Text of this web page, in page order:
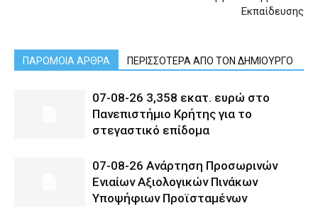
Εκπαίδευσης
ΠΑΡΟΜΟΙΑ ΑΡΘΡΑ ΠΕΡΙΣΣΟΤΕΡΑ ΑΠΟ ΤΟΝ ΔΗΜΙΟΥΡΓΟ
07-08-26 3,358 εκατ. ευρώ στο
Πανεπιστήμιο Κρήτης για το
στεγαστικό επίδομα
07-08-26 Ανάρτηση Προσωρινών
Ενιαίων Αξιολογικών Πινάκων
Υποψήφιων Προϊσταμένων